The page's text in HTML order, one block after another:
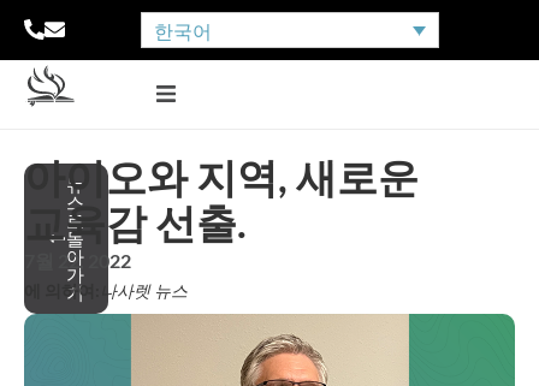
한국어
뉴
스
로
돌
아
가
기
아이오와 지역, 새로운
교육감 선출.
7월 22, 2022
에 의하여: 나사렛 뉴스